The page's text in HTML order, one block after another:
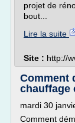
projet de
bout...
Lire la suite
Site : http://
Comment
chauffage
mardi 30
Comment